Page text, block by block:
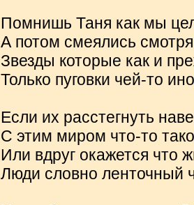
Помнишь Таня как мы
А потом смеялись
Звезды которые как и
Только пуговки чей-то
Если их расстегнуть
С этим миром что-то
Или вдруг окажется что
Люди словно ленточный